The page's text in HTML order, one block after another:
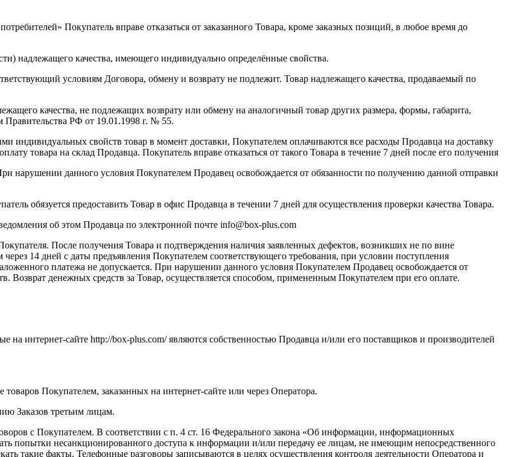
Покупатель вправе отказаться от заказанного Товара, кроме заказных позиций, в любое время до
надлежащего качества, имеющего индивидуально определённые свойства.
условиям Договора, обмену и возврату не подлежит. Товар надлежащего качества, продаваемый по
качества, не подлежащих возврату или обмену на аналогичный товар других размера, формы, габарита,
Правительства РФ от 19.01.1998 г. № 55.
индивидуальных свойств товар в момент доставки, Покупателем оплачиваются все расходы Продавца на доставку
товара на склад Продавца. Покупатель вправе отказаться от такого Товара в течение 7 дней после его получения
нарушении данного условия Покупателем Продавец освобождается от обязанности по получению данной отправки
обязуется предоставить Товар в офис Продавца в течении 7 дней для осуществления проверки качества Товара.
об этом Продавца по электронной почте info@box-plus.com
После получения Товара и подтверждения наличия заявленных дефектов, возникших не по вине
14 дней с даты предъявления Покупателем соответствующего требования, при условии поступления
платежа не допускается. При нарушении данного условия Покупателем Продавец освобождается от
Возврат денежных средств за Товар, осуществляется способом, примененным Покупателем при его оплате.
на интернет-сайте http://box-plus.com/ являются собственностью Продавца и/или его поставщиков и производителей
Покупателем, заказанных на интернет-сайте или через Оператора.
Заказов третьим лицам.
с Покупателем. В соответствии с п. 4 ст. 16 Федерального закона «Об информации, информационных
попытки несанкционированного доступа к информации и/или передачу ее лицам, не имеющим непосредственного
такие факты. Телефонные разговоры записываются в целях осуществления контроля деятельности Оператора и